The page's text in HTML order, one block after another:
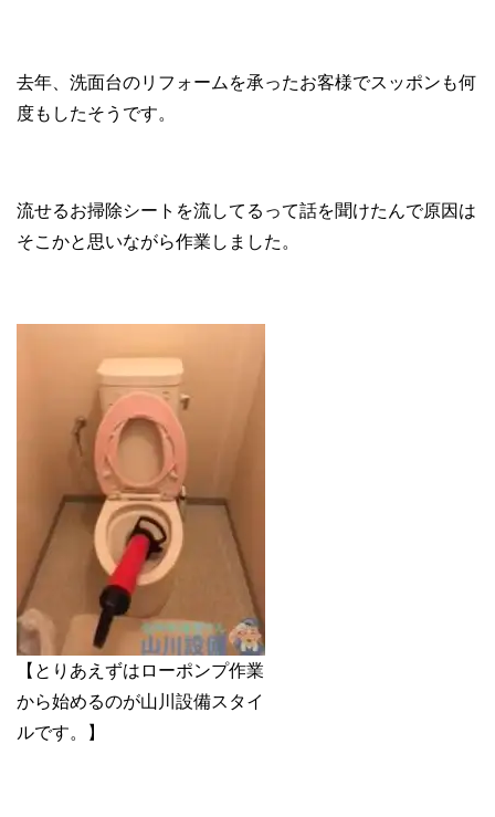
去年、洗面台のリフォームを承ったお客様でスッポンも何
度もしたそうです。
流せるお掃除シートを流してるって話を聞けたんで原因は
そこかと思いながら作業しました。
【とりあえずはローポンプ作業
から始めるのが山川設備スタイ
ルです。】